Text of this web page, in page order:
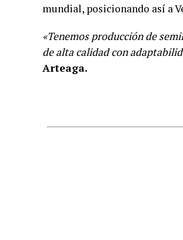
mundial, posicionando así a
«Tenemos producción de
de alta calidad con
Arteaga.